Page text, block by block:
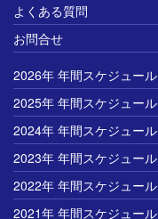
よくある質問
お問合せ
2026年 年間スケジュール
2025年 年間スケジュール
2024年 年間スケジュール
2023年 年間スケジュール
2022年 年間スケジュール
2021年 年間スケジュール